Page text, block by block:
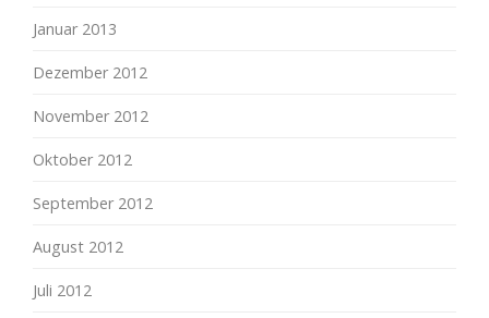
Januar 2013
Dezember 2012
November 2012
Oktober 2012
September 2012
August 2012
Juli 2012